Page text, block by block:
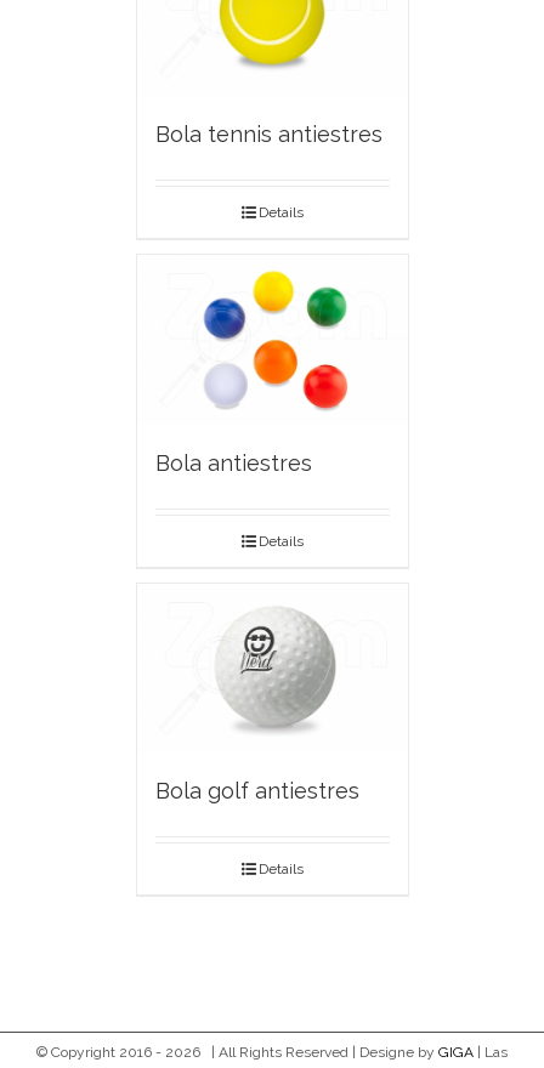
Bola tennis antiestres
Details
Bola antiestres
Details
Bola golf antiestres
Details
© Copyright 2016 - 2026 | All Rights Reserved | Designe by GIGA | Las